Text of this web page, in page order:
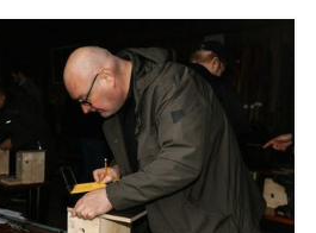
kautta hyvien tekojen
Suomen, muutamalla